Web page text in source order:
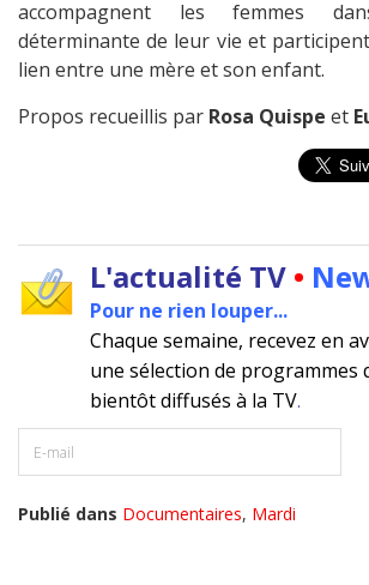
accompagnent les femmes
déterminante de leur vie et
lien entre une mère et son enfant.
Propos recueillis par Rosa Quispe et
L'actualité TV •
Pour ne rien louper...
Chaque semaine, recevez en
une sélection de programmes
bientôt diffusés à la TV.
Publié dans Documentaires, Mardi